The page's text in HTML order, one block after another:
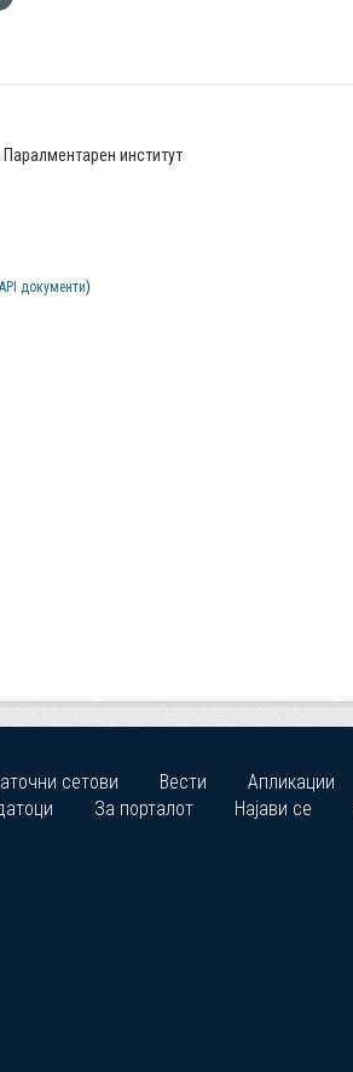
институт
API документи)
сетови Вести Апликации
За порталот Најави се